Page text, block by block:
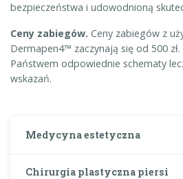
bezpieczeństwa i udowodnioną
Ceny zabiegów. Ceny zabiegów z
Dermapen4™ zaczynają się od 500
Państwem odpowiednie schematy
wskazań.
Medycyna estetyczna
Chirurgia plastyczna piersi